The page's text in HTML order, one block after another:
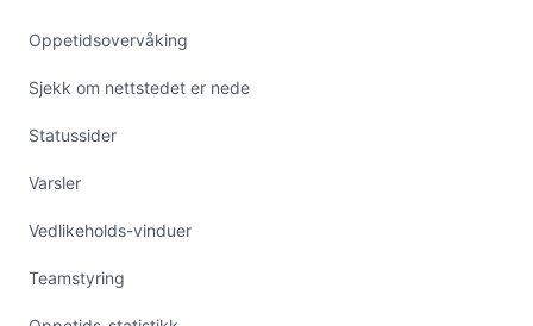
Oppetidsovervåking
Sjekk om nettstedet er nede
Statussider
Varsler
Vedlikeholds-vinduer
Teamstyring